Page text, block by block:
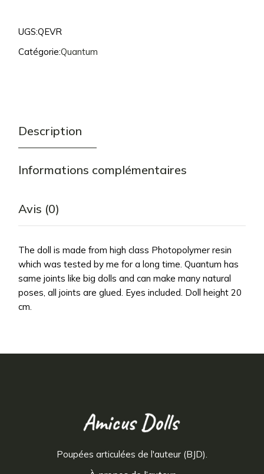
UGS:QEVR
Catégorie:Quantum
Description
Informations complémentaires
Avis (0)
The doll is made from high class Photopolymer resin
which was tested by me for a long time. Quantum has
same joints like big dolls and can make many natural
poses, all joints are glued. Eyes included. Doll height 20
cm.
Poupées articulées de l'auteur (BJD).